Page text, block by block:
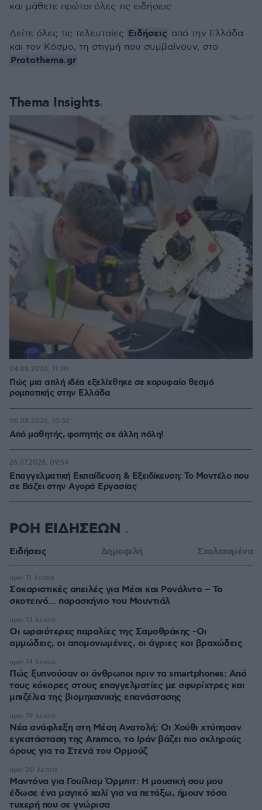
Thema Insights
Πώς μια απλή ιδέα εξελίχθηκε σε κορυφαίο θεσμό
ρομποτικής στην Ελλάδα
04.08.2026, 11:20
Από μαθητής, φοιτητής σε άλλη πόλη!
06.08.2026, 10:52
Επαγγελματική Εκπαίδευση & Εξειδίκευση: Το Mοντέλο που
σε Bάζει στην Aγορά Eργασίας
26.07.2026, 09:54
και μάθετε πρώτοι όλες τις ειδήσεις
Δείτε όλες τις τελευταίες Ειδήσεις από την Ελλάδα
και τον Κόσμο, τη στιγμή που συμβαίνουν, στο
Protothema.gr
ΡΟΗ ΕΙΔΗΣΕΩΝ
Ειδήσεις Δημοφιλή Σχολιασμένα
Σοκαριστικές απειλές για Μέσι και Ρονάλντο – Το
σκοτεινό… παρασκήνιο του Μουντιάλ
πριν 11 λεπτά
Οι ωραιότερες παραλίες της Σαμοθράκης -Οι
αμμώδεις, οι απομονωμένες, οι άγριες και βραχώδεις
πριν 13 λεπτά
Πώς ξυπνούσαν οι άνθρωποι πριν τα smartphones: Από
τους κόκορες στους επαγγελματίες με σφυρίχτρες και
μπιζέλια της βιομηχανικής επανάστασης
πριν 14 λεπτά
Νέα ανάφλεξη στη Μέση Ανατολή: Οι Χούθι χτύπησαν
εγκατάσταση της Aramco, το Ιράν βάζει πιο σκληρούς
όρους για τα Στενά του Ορμούζ
πριν 19 λεπτά
Μαντόνα για Γουίλιαμ Όρμπιτ: Η μουσική σου μου
έδωσε ένα μαγικό χαλί για να πετάξω, ήμουν τόσο
τυχερή που σε γνώρισα
πριν 20 λεπτά